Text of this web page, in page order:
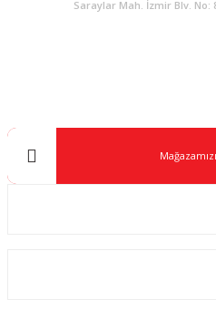
Saraylar Mah. İzmir Blv.